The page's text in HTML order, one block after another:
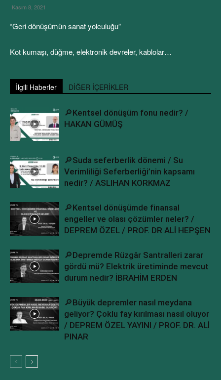
Kasım 8, 2021
“Geri dönüşümün sanat yolculuğu”
Kot kumaşı, düğme, elektronik devreler, kablolar…
İlgili Haberler DİĞER İÇERİKLER
🔎Kentsel dönüşüm fonu nedir? /
HAKAN GÜMÜŞ
🔎Suda seferberlik dönemi / Su
Verimliliği Seferberliği’nin kapsamı
nedir? / ASLIHAN KORKMAZ
🔎Kentsel dönüşümde finansal
engeller ve olası çözümler neler? /
DEPREM ÖZEL / PROF. DR ALİ HEPŞEN
🔎Depremde Rüzgâr Santralleri zarar
gördü mü? Elektrik üretiminde mevcut
durum nedir? İBRAHİM ERDEN
🔎Büyük depremler nasıl meydana
geliyor? Çoklu fay kırılması nasıl oluyor
/ DEPREM ÖZEL YAYINI / PROF. DR. ALİ
PINAR